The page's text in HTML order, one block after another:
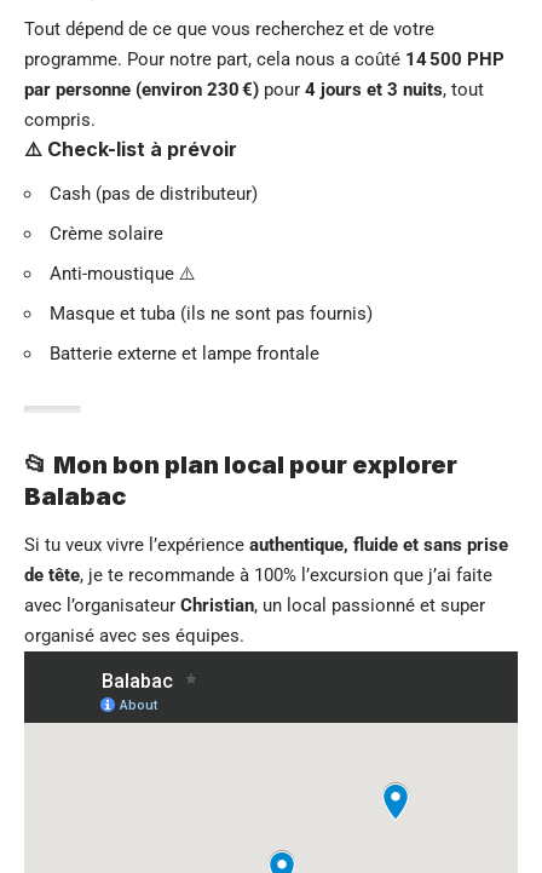
Tout dépend de ce que vous recherchez et de votre
programme. Pour notre part, cela nous a coûté 14 500 PHP
par personne (environ 230 €) pour 4 jours et 3 nuits, tout
compris.
⚠️ Check-list à prévoir
Cash (pas de distributeur)
Crème solaire
Anti-moustique ⚠️
Masque et tuba (ils ne sont pas fournis)
Batterie externe et lampe frontale
📂 Mon bon plan local pour explorer
Balabac
Si tu veux vivre l’expérience authentique, fluide et sans prise
de tête, je te recommande à 100% l’excursion que j’ai faite
avec l’organisateur Christian, un local passionné et super
organisé avec ses équipes.